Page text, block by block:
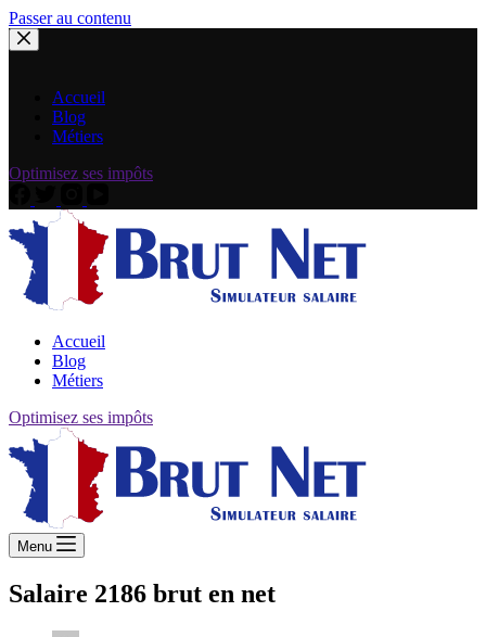
Passer au contenu
Accueil
Blog
Métiers
Optimisez ses impôts
Accueil
Blog
Métiers
Optimisez ses impôts
Menu
Salaire 2186 brut en net